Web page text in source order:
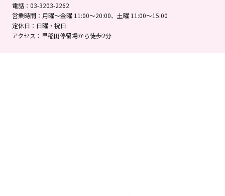
電話：03-3203-2262
営業時間：月曜～金曜 11:00～20:00、土曜 11:00～15:00
定休日：日曜・祝日
アクセス：早稲田停留場から徒歩2分